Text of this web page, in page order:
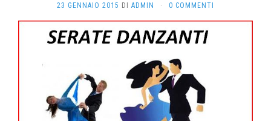
23 GENNAIO 2015 DI ADMIN · 0 COMMENTI